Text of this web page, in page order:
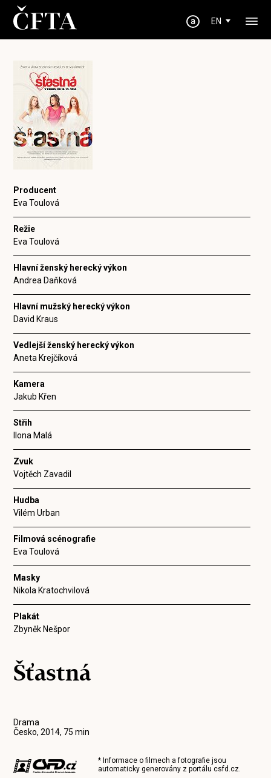
EN
Producent
Eva Toulová
Režie
Eva Toulová
Hlavní ženský herecký výkon
Andrea Daňková
Hlavní mužský herecký výkon
David Kraus
Vedlejší ženský herecký výkon
Aneta Krejčíková
Kamera
Jakub Křen
Střih
Ilona Malá
Zvuk
Vojtěch Zavadil
Hudba
Vilém Urban
Filmová scénografie
Eva Toulová
Masky
Nikola Kratochvilová
Plakát
Zbyněk Nešpor
Šťastná
Drama
Česko, 2014, 75 min
* Informace o filmech a fotografie jsou
automaticky generovány z portálucsfd.cz.